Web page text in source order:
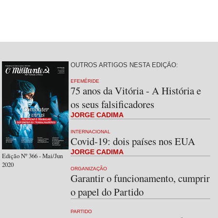
Edição Nº 366 - Mai/Jun
2020
OUTROS ARTIGOS NESTA EDIÇÃO:
EFEMÉRIDE
75 anos da Vitória - A História e
os seus falsificadores
JORGE CADIMA
INTERNACIONAL
Covid-19: dois países nos EUA
JORGE CADIMA
ORGANIZAÇÃO
Garantir o funcionamento, cumprir
o papel do Partido
PARTIDO